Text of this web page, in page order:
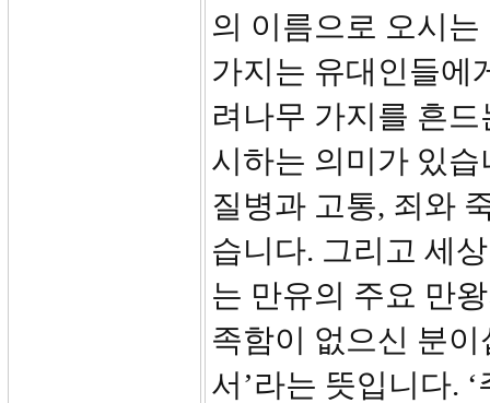
의 이름으로 오시
가지는 유대인들에
려나무 가지를 흔
시하는 의미가 있
질병과 고통, 죄와
습니다. 그리고 세
는 만유의 주요 만
족함이 없으신 분이
서’라는 뜻입니다.